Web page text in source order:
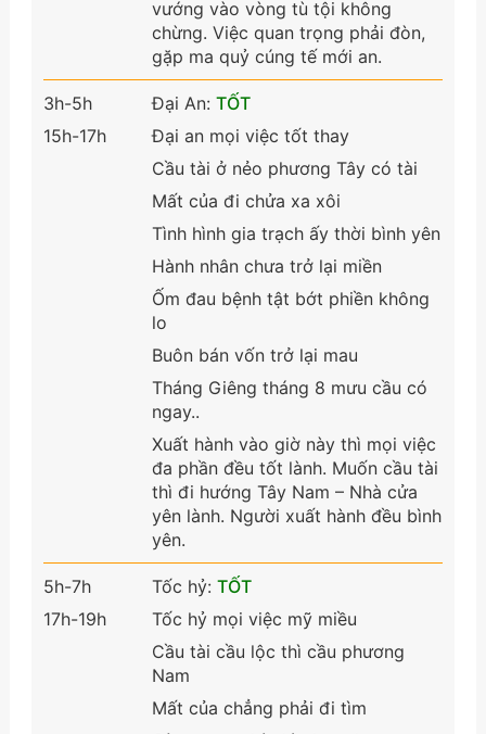
vướng vào vòng tù tội không
chừng. Việc quan trọng phải đòn,
gặp ma quỷ cúng tế mới an.
3h-5h
15h-17h
Đại An: TỐT
Đại an mọi việc tốt thay
Cầu tài ở nẻo phương Tây có tài
Mất của đi chửa xa xôi
Tình hình gia trạch ấy thời bình yên
Hành nhân chưa trở lại miền
Ốm đau bệnh tật bớt phiền không
lo
Buôn bán vốn trở lại mau
Tháng Giêng tháng 8 mưu cầu có
ngay..
Xuất hành vào giờ này thì mọi việc
đa phần đều tốt lành. Muốn cầu tài
thì đi hướng Tây Nam – Nhà cửa
yên lành. Người xuất hành đều bình
yên.
5h-7h
17h-19h
Tốc hỷ: TỐT
Tốc hỷ mọi việc mỹ miều
Cầu tài cầu lộc thì cầu phương
Nam
Mất của chẳng phải đi tìm